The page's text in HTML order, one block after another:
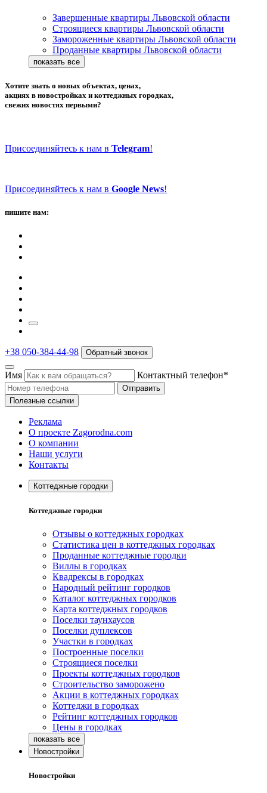
Завершенные квартиры Львовской области
Строящиеся квартиры Львовской области
Замороженные квартиры Львовской области
Проданные квартиры Львовской области
Хотите знать о новых объектах, ценах,
акциях в новостройках и коттеджных городках,
свежих новостях первыми?
Присоединяйтесь к нам в Telegram!
Присоединяйтесь к нам в Google News!
пишите нам:
+38 050-384-44-98 Обратный звонок
Имя Контактный телефон*
Отправить
Полезные ссылки
Реклама
О проекте Zagorodna.com
О компании
Наши услуги
Контакты
Коттеджные городки
Коттеджные городки
Отзывы о коттеджных городках
Статистика цен в коттеджных городках
Проданные коттеджные городки
Виллы в городках
Квадрексы в городках
Народный рейтинг городков
Каталог коттеджных городков
Карта коттеджных городков
Поселки таунхаусов
Поселки дуплексов
Участки в городках
Построенные поселки
Строящиеся поселки
Проекты коттеджных городков
Строительство заморожено
Акции в коттеджных городках
Коттеджи в городках
Рейтинг коттеджных городков
Цены в городках
Новостройки
Новостройки